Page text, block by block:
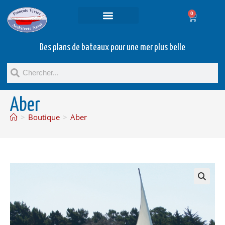
0
Des plans de bateaux pour une mer plus belle
Aber
> Boutique > Aber